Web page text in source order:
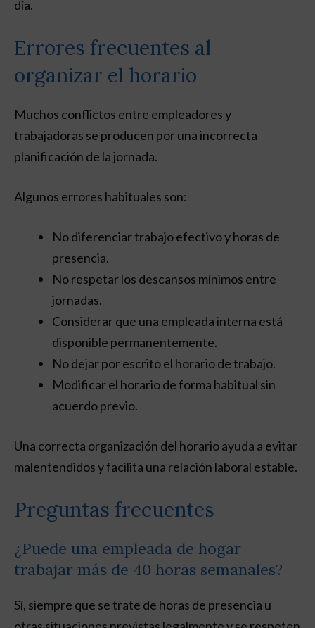
día.
Errores frecuentes al
organizar el horario
Muchos conflictos entre empleadores y
trabajadoras se producen por una incorrecta
planificación de la jornada.
Algunos errores habituales son:
No diferenciar trabajo efectivo y horas de
presencia.
No respetar los descansos mínimos entre
jornadas.
Considerar que una empleada interna está
disponible permanentemente.
No dejar por escrito el horario de trabajo.
Modificar el horario de forma habitual sin
acuerdo previo.
Una correcta organización del horario ayuda a evitar
malentendidos y facilita una relación laboral estable.
Preguntas frecuentes
¿Puede una empleada de hogar
trabajar más de 40 horas semanales?
Sí, siempre que se trate de horas de presencia u